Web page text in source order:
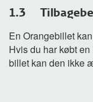
1.3
En Orangebillet
Hvis du har købt
billet kan den ikke